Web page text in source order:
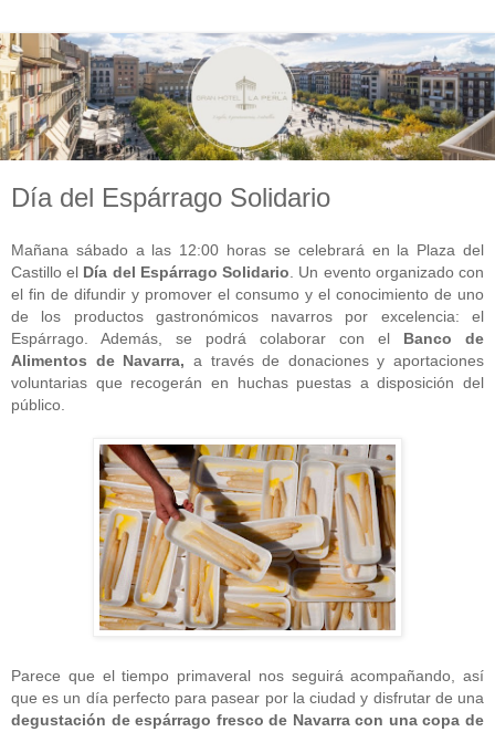
Día del Espárrago Solidario
Mañana sábado a las 12:00 horas se celebrará en la Plaza del
Castillo el Día del Espárrago Solidario. Un evento organizado con
el fin de difundir y promover el consumo y el conocimiento de uno
de los productos gastronómicos navarros por excelencia: el
Espárrago. Además, se podrá colaborar con el Banco de
Alimentos de Navarra, a través de donaciones y aportaciones
voluntarias que recogerán en huchas puestas a disposición del
público.
Parece que el tiempo primaveral nos seguirá acompañando, así
que es un día perfecto para pasear por la ciudad y disfrutar de una
degustación de espárrago fresco de Navarra con una copa de